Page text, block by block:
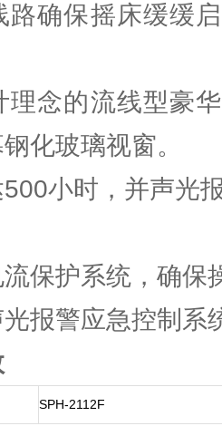
路确保摇床缓缓
理念的流线型豪
化玻璃视窗。
小时，并声光
保护系统，确保
报警应急控制系
SPH-2112F